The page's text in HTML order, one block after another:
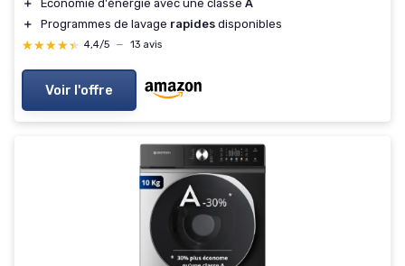
＋
Économie d'énergie avec une classe A
＋
Programmes de lavage rapides disponibles
★★★★★
★★★★★ 4,4/5 — 13 avis
Voir l'offre